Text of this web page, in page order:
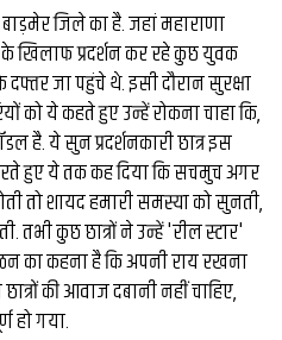
जिले का है. जहां महाराणा
खिलाफ प्रदर्शन कर रहे कुछ युवक
जा पहुंचे थे. इसी दौरान सुरक्षा
को ये कहते हुए उन्हें रोकना चाहा कि,
है. ये सुन प्रदर्शनकारी छात्र इस
हुए ये तक कह दिया कि सचमुच अगर
तो शायद हमारी समस्या को सुनती,
तभी कुछ छात्रों ने उन्हें 'रील स्टार'
का कहना है कि अपनी राय रखना
की आवाज दबानी नहीं चाहिए,
हो गया.